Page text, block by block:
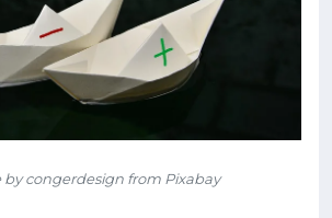
by congerdesign from Pixabay